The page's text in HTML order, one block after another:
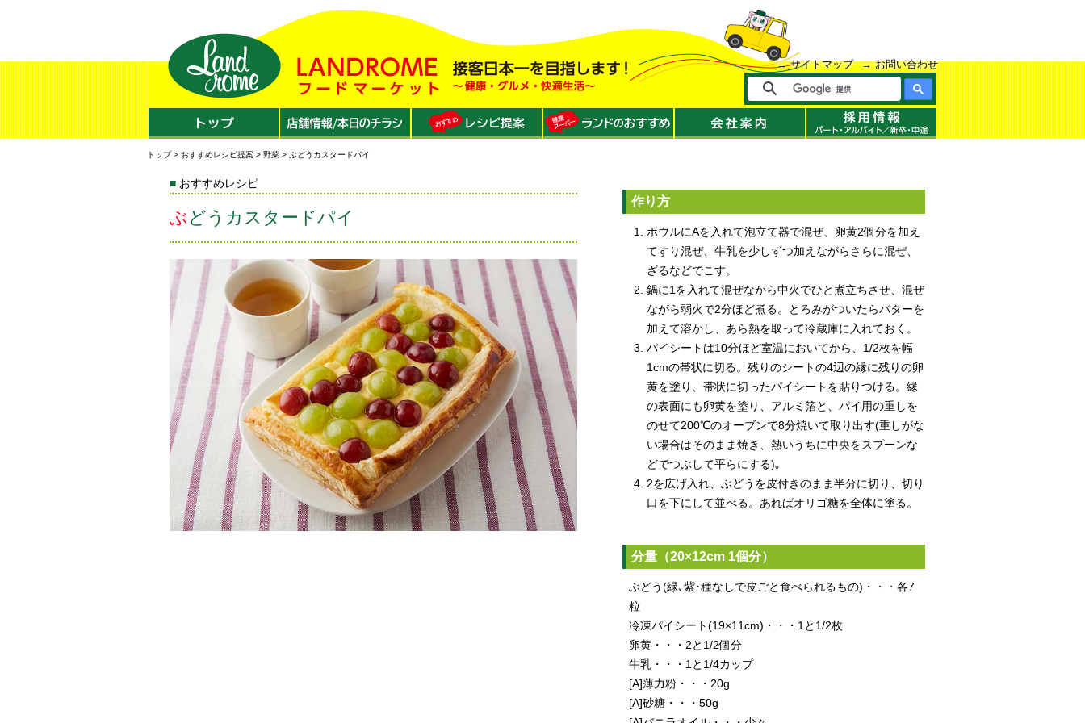
サイトマップ お問い合わせ
トップ> おすすめレシピ提案 > 野菜 > ぶどうカスタードパイ
おすすめレシピ
ぶどうカスタードパイ
作り方
ボウルにAを入れて泡立て器で混ぜ、卵黄2個分を加え
てすり混ぜ、牛乳を少しずつ加えながらさらに混ぜ、
ざるなどでこす。
鍋に1を入れて混ぜながら中火でひと煮立ちさせ、混ぜ
ながら弱火で2分ほど煮る。とろみがついたらバターを
加えて溶かし、あら熱を取って冷蔵庫に入れておく。
パイシートは10分ほど室温においてから、1/2枚を幅
1cmの帯状に切る。残りのシートの4辺の縁に残りの卵
黄を塗り、帯状に切ったパイシートを貼りつける。縁
の表面にも卵黄を塗り、アルミ箔と、パイ用の重しを
のせて200℃のオーブンで8分焼いて取り出す(重しがな
い場合はそのまま焼き、熱いうちに中央をスプーンな
どでつぶして平らにする)｡
2を広げ入れ、ぶどうを皮付きのまま半分に切り、切り
口を下にして並べる。あればオリゴ糖を全体に塗る。
分量（20×12cm 1個分）
ぶどう(緑､紫･種なしで皮ごと食べられるもの)・・・各7
粒
冷凍パイシート(19×11cm)・・・1と1/2枚
卵黄・・・2と1/2個分
牛乳・・・1と1/4カップ
[A]薄力粉・・・20g
[A]砂糖・・・50g